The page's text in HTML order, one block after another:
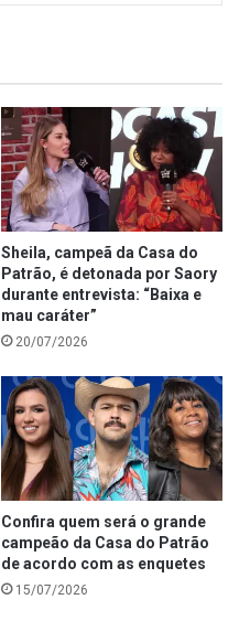
Sheila, campeã da Casa do
Patrão, é detonada por Saory
durante entrevista: “Baixa e
mau caráter”
20/07/2026
Confira quem será o grande
campeão da Casa do Patrão
de acordo com as enquetes
15/07/2026